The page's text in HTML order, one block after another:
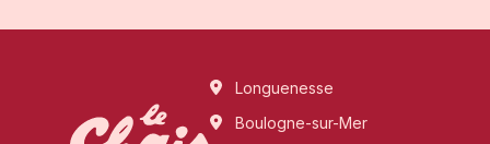
Longuenesse
Boulogne-sur-Mer